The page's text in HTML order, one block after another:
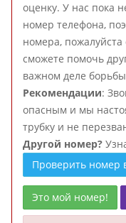
оценку. У нас пока
номер телефона,
номера,
сможете помочь
важном деле
Рекомендации:
опасным и мы
трубку и не
Другой номер?
Проверить номер
Это мой номер!